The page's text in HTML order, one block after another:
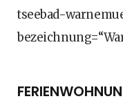
tseebad-